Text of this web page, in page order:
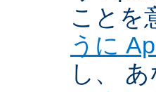
ことを
うに
し、